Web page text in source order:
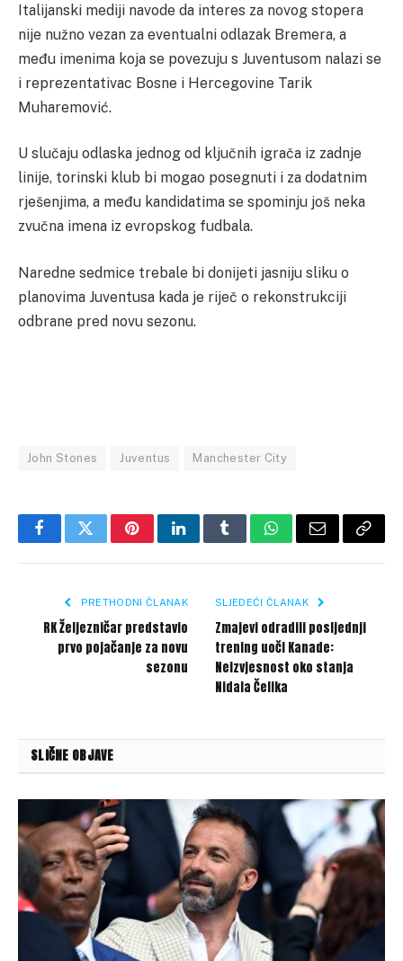
Italijanski mediji navode da interes za novog stopera
nije nužno vezan za eventualni odlazak Bremera, a
među imenima koja se povezuju s Juventusom nalazi se
i reprezentativac Bosne i Hercegovine Tarik
Muharemović.
U slučaju odlaska jednog od ključnih igrača iz zadnje
linije, torinski klub bi mogao posegnuti i za dodatnim
rješenjima, a među kandidatima se spominju još neka
zvučna imena iz evropskog fudbala.
Naredne sedmice trebale bi donijeti jasniju sliku o
planovima Juventusa kada je riječ o rekonstrukciji
odbrane pred novu sezonu.
John Stones Juventus Manchester City
FacebookTwitterPinterestLinkedInTumblrWhatsApp
Email Copy
PRETHODNI ČLANAK
RK Željezničar predstavio
prvo pojačanje za novu
sezonu
SLJEDEĆI ČLANAK
Zmajevi odradili posljednji
trening uoči Kanade:
Neizvjesnost oko stanja
Nidala Čelika
SLIČNE OBJAVE